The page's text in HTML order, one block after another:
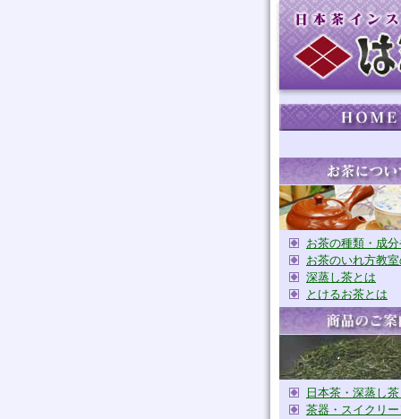
お茶の種類・成分
お茶のいれ方教
深蒸し茶とは
とけるお茶とは
日本茶・深蒸し
茶器・スイクリー